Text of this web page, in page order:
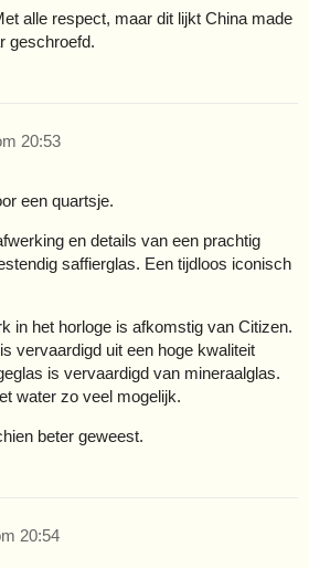
alle respect, maar dit lijkt China made
geschroefd.
20:53
een quartsje.
en details van een prachtig
saffierglas. Een tijdloos iconisch
in het horloge is afkomstig van Citizen.
vervaardigd uit een hoge kwaliteit
is vervaardigd van mineraalglas.
water zo veel mogelijk.
beter geweest.
20:54